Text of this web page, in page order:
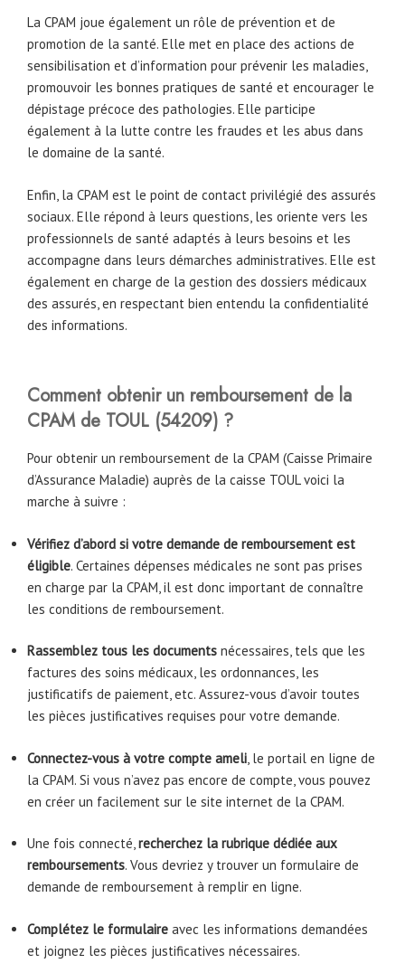
La CPAM joue également un rôle de prévention et de
promotion de la santé. Elle met en place des actions de
sensibilisation et d’information pour prévenir les maladies,
promouvoir les bonnes pratiques de santé et encourager le
dépistage précoce des pathologies. Elle participe
également à la lutte contre les fraudes et les abus dans
le domaine de la santé.
Enfin, la CPAM est le point de contact privilégié des assurés
sociaux. Elle répond à leurs questions, les oriente vers les
professionnels de santé adaptés à leurs besoins et les
accompagne dans leurs démarches administratives. Elle est
également en charge de la gestion des dossiers médicaux
des assurés, en respectant bien entendu la confidentialité
des informations.
Comment obtenir un remboursement de la
CPAM de TOUL (54209) ?
Pour obtenir un remboursement de la CPAM (Caisse Primaire
d’Assurance Maladie) auprès de la caisse TOUL voici la
marche à suivre :
Vérifiez d’abord si votre demande de remboursement est
éligible. Certaines dépenses médicales ne sont pas prises
en charge par la CPAM, il est donc important de connaître
les conditions de remboursement.
Rassemblez tous les documents nécessaires, tels que les
factures des soins médicaux, les ordonnances, les
justificatifs de paiement, etc. Assurez-vous d’avoir toutes
les pièces justificatives requises pour votre demande.
Connectez-vous à votre compte ameli, le portail en ligne de
la CPAM. Si vous n’avez pas encore de compte, vous pouvez
en créer un facilement sur le site internet de la CPAM.
Une fois connecté,recherchez la rubrique dédiée aux
remboursements. Vous devriez y trouver un formulaire de
demande de remboursement à remplir en ligne.
Complétez le formulaire avec les informations demandées
et joignez les pièces justificatives nécessaires.